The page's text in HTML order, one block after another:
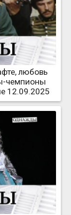
любовь
чемпионы
12.09.2025